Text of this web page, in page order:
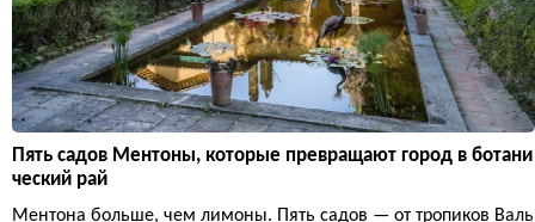
Пять садов Ментоны, которые превращают город в ботани
ческий рай
Ментона больше, чем лимоны. Пять садов — от тропиков Валь